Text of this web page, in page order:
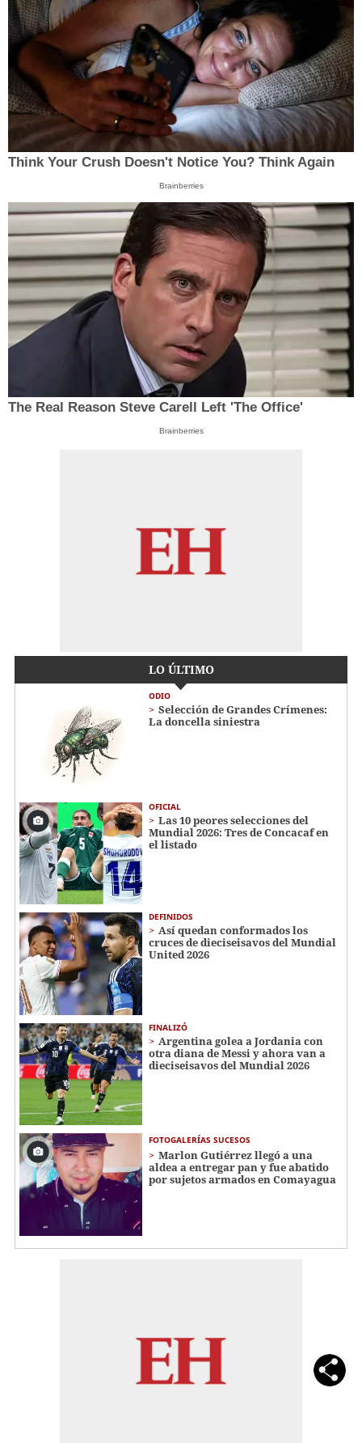
Think Your Crush Doesn't Notice You? Think Again
Brainberries
The Real Reason Steve Carell Left 'The Office'
Brainberries
LO ÚLTIMO
ODIO
Selección de Grandes Crímenes:
La doncella siniestra
OFICIAL
Las 10 peores selecciones del
Mundial 2026: Tres de Concacaf en
el listado
DEFINIDOS
Así quedan conformados los
cruces de dieciseisavos del Mundial
United 2026
FINALIZÓ
Argentina golea a Jordania con
otra diana de Messi y ahora van a
dieciseisavos del Mundial 2026
FOTOGALERÍAS SUCESOS
Marlon Gutiérrez llegó a una
aldea a entregar pan y fue abatido
por sujetos armados en Comayagua